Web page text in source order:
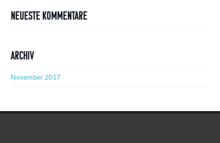
Neueste Kommentare
Archiv
November 2017